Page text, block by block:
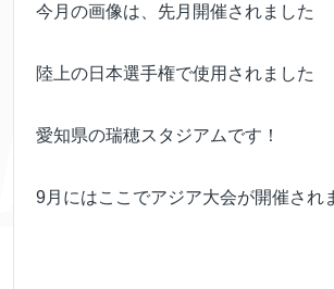
今月の画像は、先月開催されました
陸上の日本選手権で使用されました
愛知県の瑞穂スタジアムです！
9月にはここでアジア大会が開催され